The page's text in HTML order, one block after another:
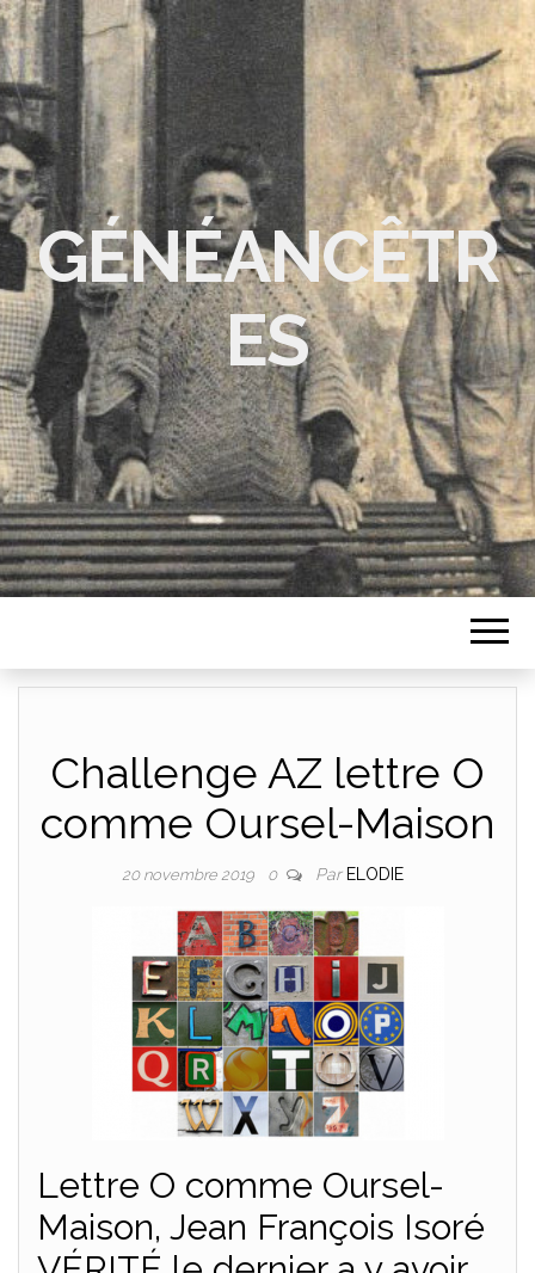
GÉNÉANCÊTR
ES
Challenge AZ lettre O
comme Oursel-Maison
20 novembre 2019 0 Par ELODIE
Lettre O comme Oursel-
Maison, Jean François Isoré